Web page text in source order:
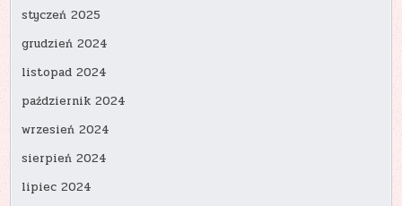
styczeń 2025
grudzień 2024
listopad 2024
październik 2024
wrzesień 2024
sierpień 2024
lipiec 2024